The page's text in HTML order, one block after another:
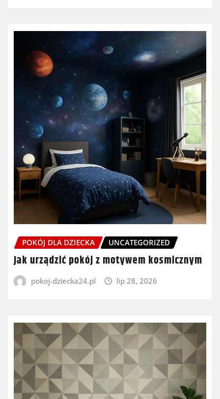
POKÓJ DLA DZIECKA UNCATEGORIZED
Jak urządzić pokój z motywem kosmicznym
pokoj-dziecka24.pl lip 28, 2026